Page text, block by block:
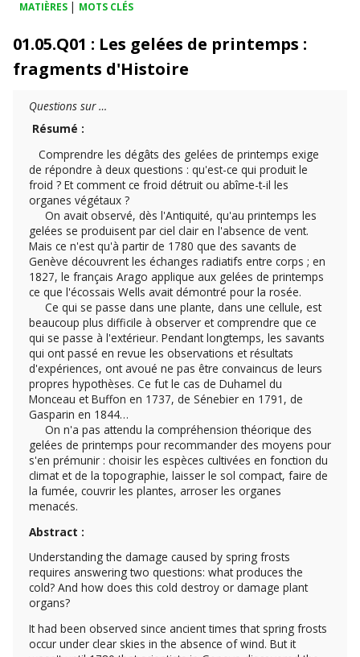
MATIÈRES | MOTS CLÉS
01.05.Q01 : Les gelées de printemps :
fragments d'Histoire
Questions sur …
Résumé :
Comprendre les dégâts des gelées de printemps exige
de répondre à deux questions : qu'est-ce qui produit le
froid ? Et comment ce froid détruit ou abîme-t-il les
organes végétaux ?
On avait observé, dès l'Antiquité, qu'au printemps les
gelées se produisent par ciel clair en l'absence de vent.
Mais ce n'est qu'à partir de 1780 que des savants de
Genève découvrent les échanges radiatifs entre corps ; en
1827, le français Arago applique aux gelées de printemps
ce que l'écossais Wells avait démontré pour la rosée.
Ce qui se passe dans une plante, dans une cellule, est
beaucoup plus difficile à observer et comprendre que ce
qui se passe à l'extérieur. Pendant longtemps, les savants
qui ont passé en revue les observations et résultats
d'expériences, ont avoué ne pas être convaincus de leurs
propres hypothèses. Ce fut le cas de Duhamel du
Monceau et Buffon en 1737, de Sénebier en 1791, de
Gasparin en 1844…
On n'a pas attendu la compréhension théorique des
gelées de printemps pour recommander des moyens pour
s'en prémunir : choisir les espèces cultivées en fonction du
climat et de la topographie, laisser le sol compact, faire de
la fumée, couvrir les plantes, arroser les organes
menacés.
Abstract :
Understanding the damage caused by spring frosts
requires answering two questions: what produces the
cold? And how does this cold destroy or damage plant
organs?
It had been observed since ancient times that spring frosts
occur under clear skies in the absence of wind. But it